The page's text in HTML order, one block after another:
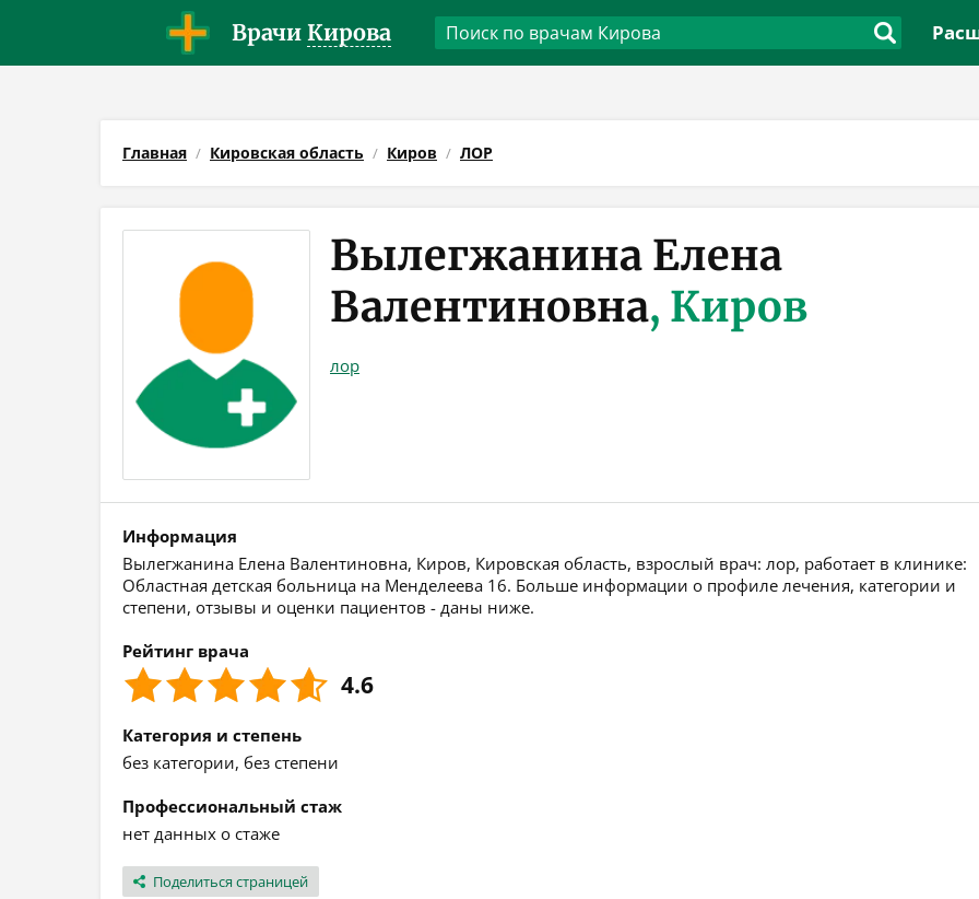
Врачи Кирова
Главная Кировская область Киров ЛОР
Вылегжанина Елена
Валентиновна, Киров
лор
Информация
Вылегжанина Елена Валентиновна, Киров, Кировская область, взрослый врач: лор, работает в клинике:
Областная детская больница на Менделеева 16. Больше информации о профиле лечения, категории и
степени, отзывы и оценки пациентов - даны ниже.
Рейтинг врача
4.6
Категория и степень
без категории, без степени
Профессиональный стаж
нет данных о стаже
Поделиться страницей